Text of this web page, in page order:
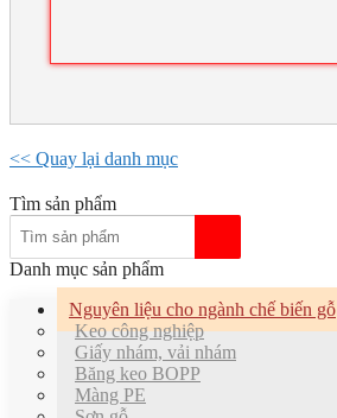
<< Quay lại danh mục
Tìm sản phẩm
Danh mục sản phẩm
Nguyên liệu cho ngành chế biến gỗ
Keo công nghiệp
Giấy nhám, vải nhám
Băng keo BOPP
Màng PE